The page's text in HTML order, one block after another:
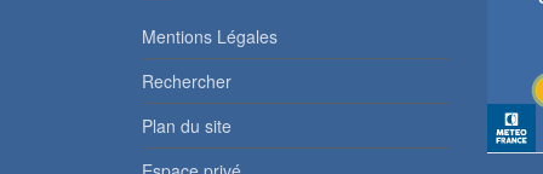
Mentions Légales
Rechercher
Plan du site